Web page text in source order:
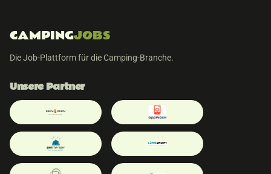
CAMPINGJOBS
Die Job-Plattform für die Camping-Branche.
Unsere Partner